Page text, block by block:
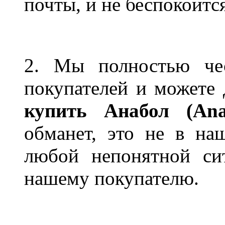
почты, и не
2. Мы полностью
покупателей и
купить Анабол
обманет, это не в
любой непонятной
нашему покупателю.